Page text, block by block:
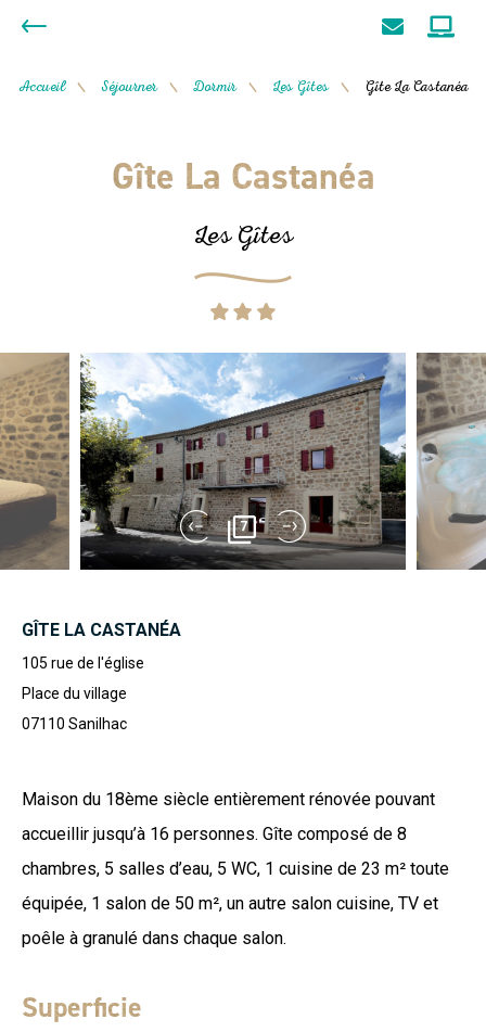
Accueil / Séjourner / Dormir / Les Gîtes / Gîte La Castanéa
Gîte La Castanéa
Les Gîtes
7
GÎTE LA CASTANÉA
105 rue de l'église
Place du village
07110 Sanilhac
Maison du 18ème siècle entièrement rénovée pouvant
accueillir jusqu’à 16 personnes. Gîte composé de 8
chambres, 5 salles d’eau, 5 WC, 1 cuisine de 23 m² toute
équipée, 1 salon de 50 m², un autre salon cuisine, TV et
poêle à granulé dans chaque salon.
Superficie